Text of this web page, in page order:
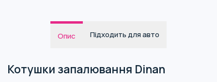
Опис Підходить для авто
Котушки запалювання Dinan